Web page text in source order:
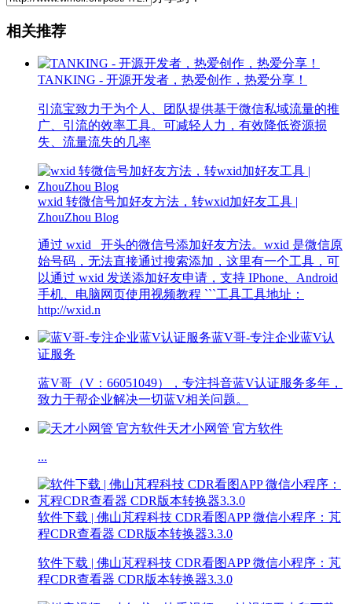
相关推荐
TANKING - 开源开发者，热爱创作，热爱分享！
引流宝致力于为个人、团队提供基于微信私域流量的推
广、引流的效率工具。可减轻人力，有效降低资源损
失、流量流失的几率
wxid 转微信号加好友方法，转wxid加好友工具 |
ZhouZhou Blog
通过 wxid_ 开头的微信号添加好友方法。wxid 是微信原
始号码，无法直接通过搜索添加，这里有一个工具，可
以通过 wxid 发送添加好友申请，支持 IPhone、Android
手机、电脑网页使用视频教程 ```工具工具地址：
http://wxid.n
蓝V哥-专注企业蓝V认
证服务
蓝V哥（V：66051049），专注抖音蓝V认证服务多年，
致力于帮企业解决一切蓝V相关问题。
天才小网管 官方软件
...
软件下载 | 佛山芃程科技 CDR看图APP 微信小程序：芃
程CDR查看器 CDR版本转换器3.3.0
软件下载 | 佛山芃程科技 CDR看图APP 微信小程序：芃
程CDR查看器 CDR版本转换器3.3.0